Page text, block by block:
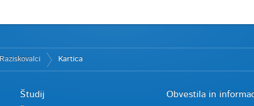
Raziskovalci Kartica
Študij Obvestila in